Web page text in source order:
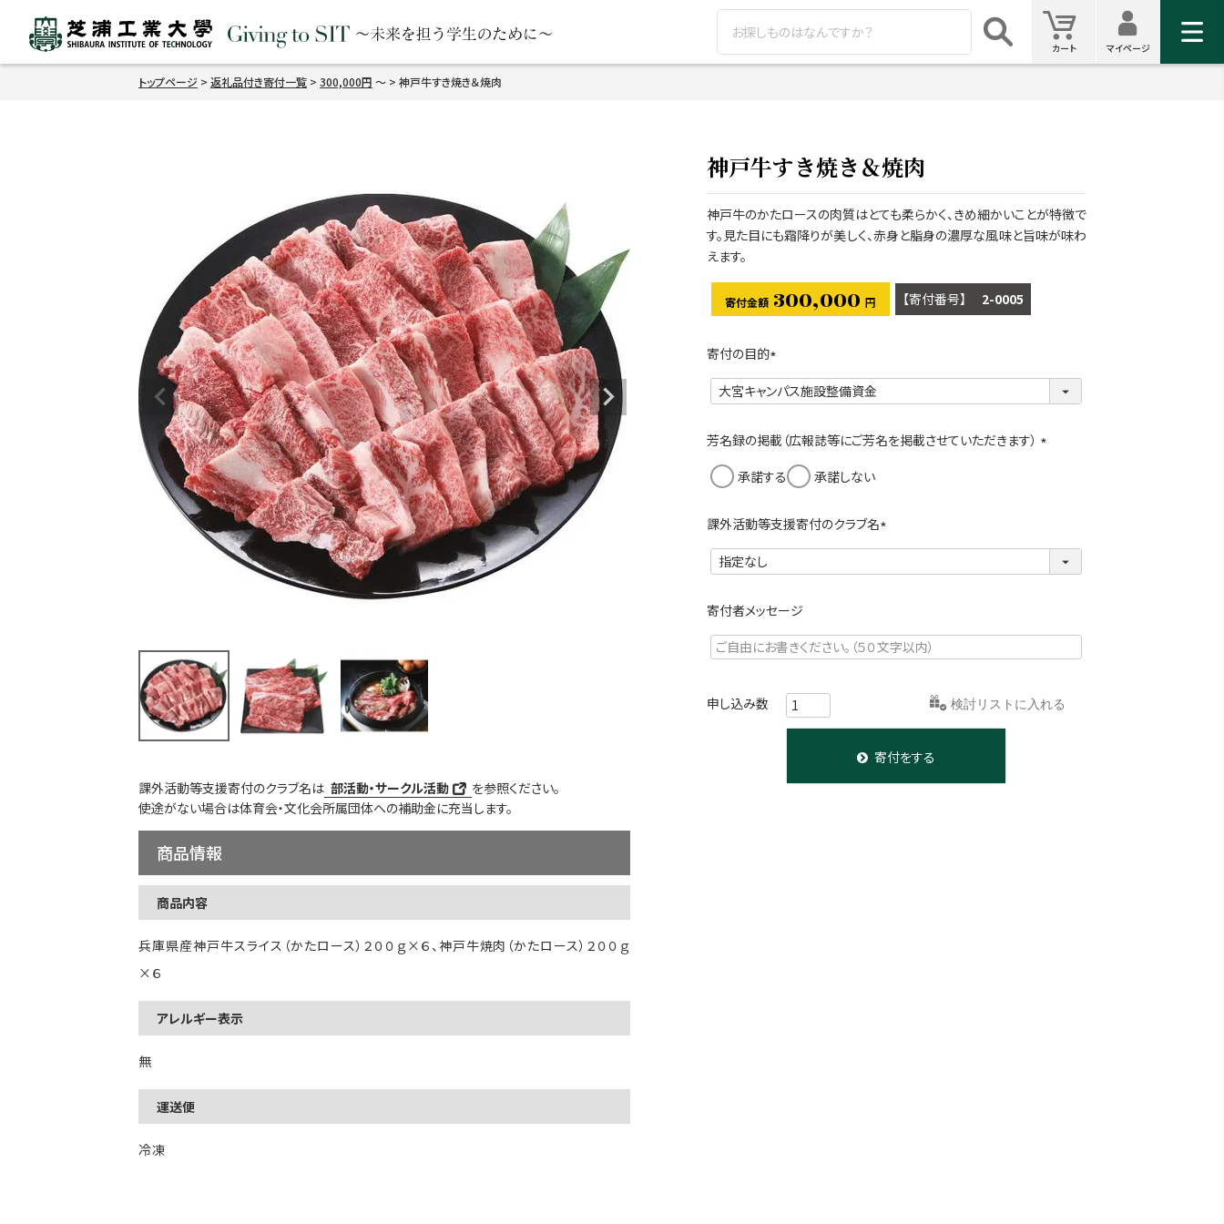
検索 カート
カート
マイ
マイページ
トップページ 返礼品付き寄付一覧 300,000円 神戸牛すき焼き＆焼肉
課外活動等支援寄付のクラブ名は 部活動・サークル活動
を参照ください。
使途がない場合は体育会・文化会所属団体への補助金に充当します。
商品情報
商品内容
兵庫県産神戸牛スライス（かたロース）２００ｇ×６、神戸牛焼肉（かたロース）２００ｇ
×６
アレルギー表示
無
運送便
冷凍
神戸牛すき焼き＆焼肉
神戸牛のかたロースの肉質はとても柔らかく、きめ細かいことが特徴で
す。見た目にも霜降りが美しく、赤身と脂身の濃厚な風味と旨味が味わ
えます。
300,000 商品番号 2-0005
寄付の目的
(
必
)
芳名録の掲載（広報誌等にご芳名を掲載させていただきます）
承諾する 承諾しない
課外活動等支援寄付のクラブ名
(
寄付者メッセージ
お気に入りに登録する
寄付をする